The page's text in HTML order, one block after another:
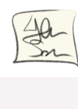
contenido